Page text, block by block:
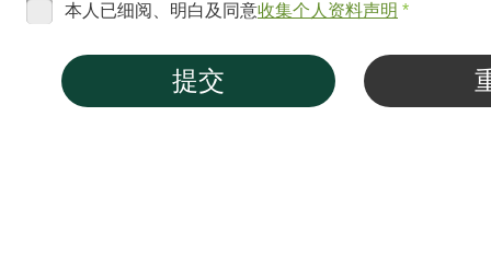
本人已细阅、明白及同意收集个人资料声明 *
提交